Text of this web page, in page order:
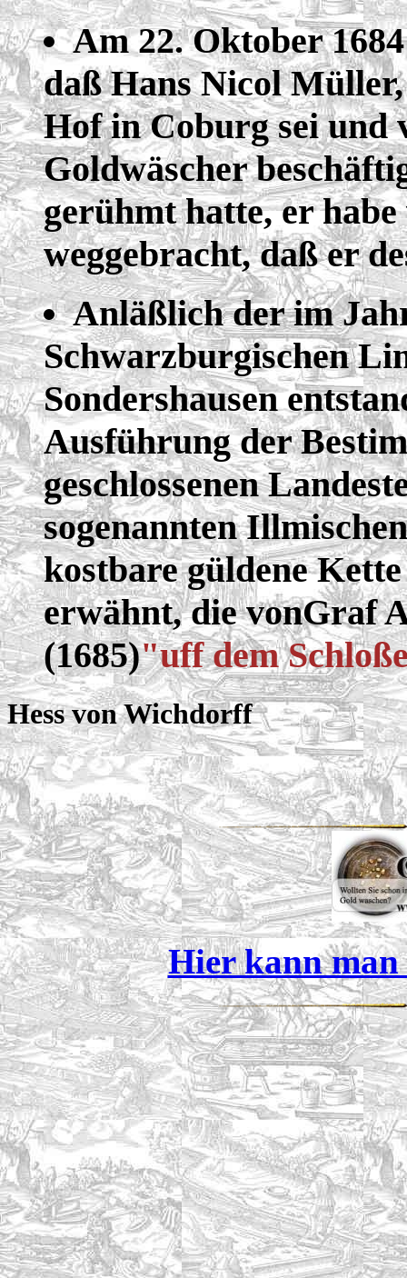
Am 22. Oktober
daß Hans Nicol
Hof in Coburg sei und
Goldwäscher
gerühmt hatte, er
weggebracht, daß er
Anläßlich der im
Schwarzburgischen
Sondershausen
Ausführung der
geschlossenen
sogenannten
kostbare güldene
erwähnt, die vonGraf
(1685)"uff dem
Hess von Wichdorff
Hier kann man